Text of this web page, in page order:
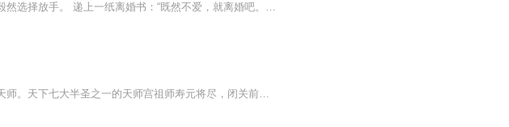
林晚青用三年都没能捂热顾霆琛的心，撞破那些不堪后，她毅然选择放手。 递上一纸离婚书：“既然不爱，就离婚吧。” 没想到离婚后肚子里多了块肉。 前夫撞见她产检后，直接长腿一跨，把人堵在洗手间。 “谁的？” “放心，肯定不是顾先生你的。”林晚青淡淡...
【内容简介】穿越异界，徐成成为天下道门魁首天师宫的小天师。天下七大半圣之一的天师宫祖师寿元将尽，闭关前留下后计，徐成成为执行者。本想着完成老祖安排，混一条小命，没想到穿越福利爆发，徐成激活“超神签到系统”。在流云草庐签到，获得奖励【无极...